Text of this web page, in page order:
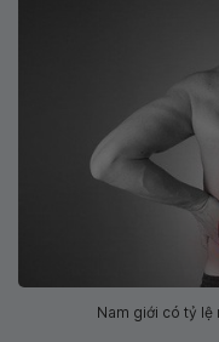
Nam giới có tỷ lệ